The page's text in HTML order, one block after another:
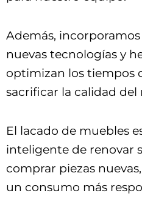
Además,
nuevas tecnologías y
optimizan los tiempos
sacrificar la calidad del
El lacado de muebles
inteligente de renovar
comprar piezas
un consumo más